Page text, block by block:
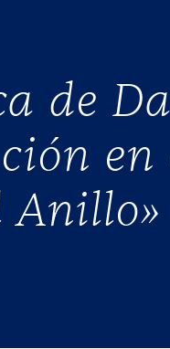
de
en
Anillo»